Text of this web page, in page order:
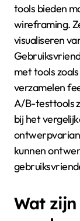
tools bieden
wireframing.
visualiseren
met tools
verzamelen
A/B-testtools
bij het
kunnen
Wat zijn